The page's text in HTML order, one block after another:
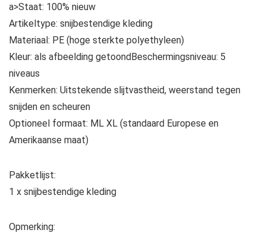
a>Staat: 100% nieuw
Artikeltype: snijbestendige kleding
Materiaal: PE (hoge sterkte polyethyleen)
Kleur: als afbeelding getoondBeschermingsniveau: 5
niveaus
Kenmerken: Uitstekende slijtvastheid, weerstand tegen
snijden en scheuren
Optioneel formaat: ML XL (standaard Europese en
Amerikaanse maat)
Pakketlijst:
1 x snijbestendige kleding
Opmerking: